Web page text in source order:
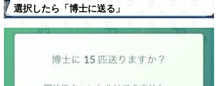
選択したら「博士に送る」